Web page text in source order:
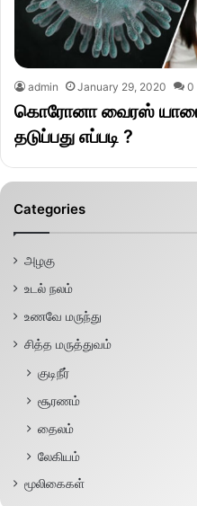
admin January 29, 2020 0
கொரோனா வைரஸ் யாரை
தடுப்பது எப்படி ?
Categories
அழகு
உடல் நலம்
உணவே மருந்து
சித்த மருத்துவம்
குடிநீர்
சூரணம்
தைலம்
லேகியம்
மூலிகைகள்